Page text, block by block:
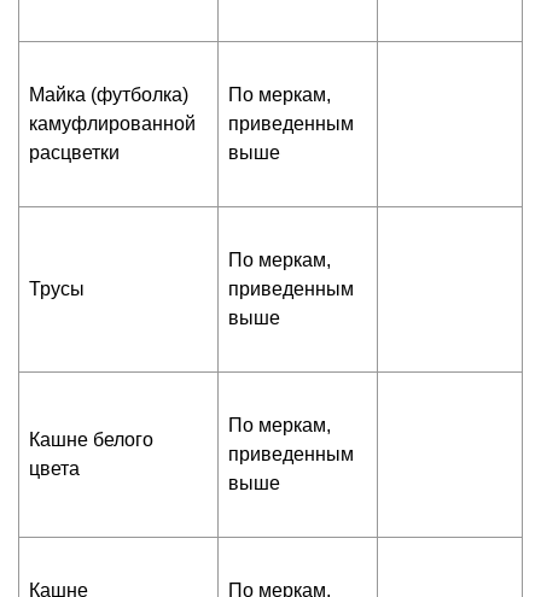
Майка (футболка)
камуфлированной
расцветки
По меркам,
приведенным
выше
Трусы
По меркам,
приведенным
выше
Кашне белого
цвета
По меркам,
приведенным
выше
Кашне По меркам,